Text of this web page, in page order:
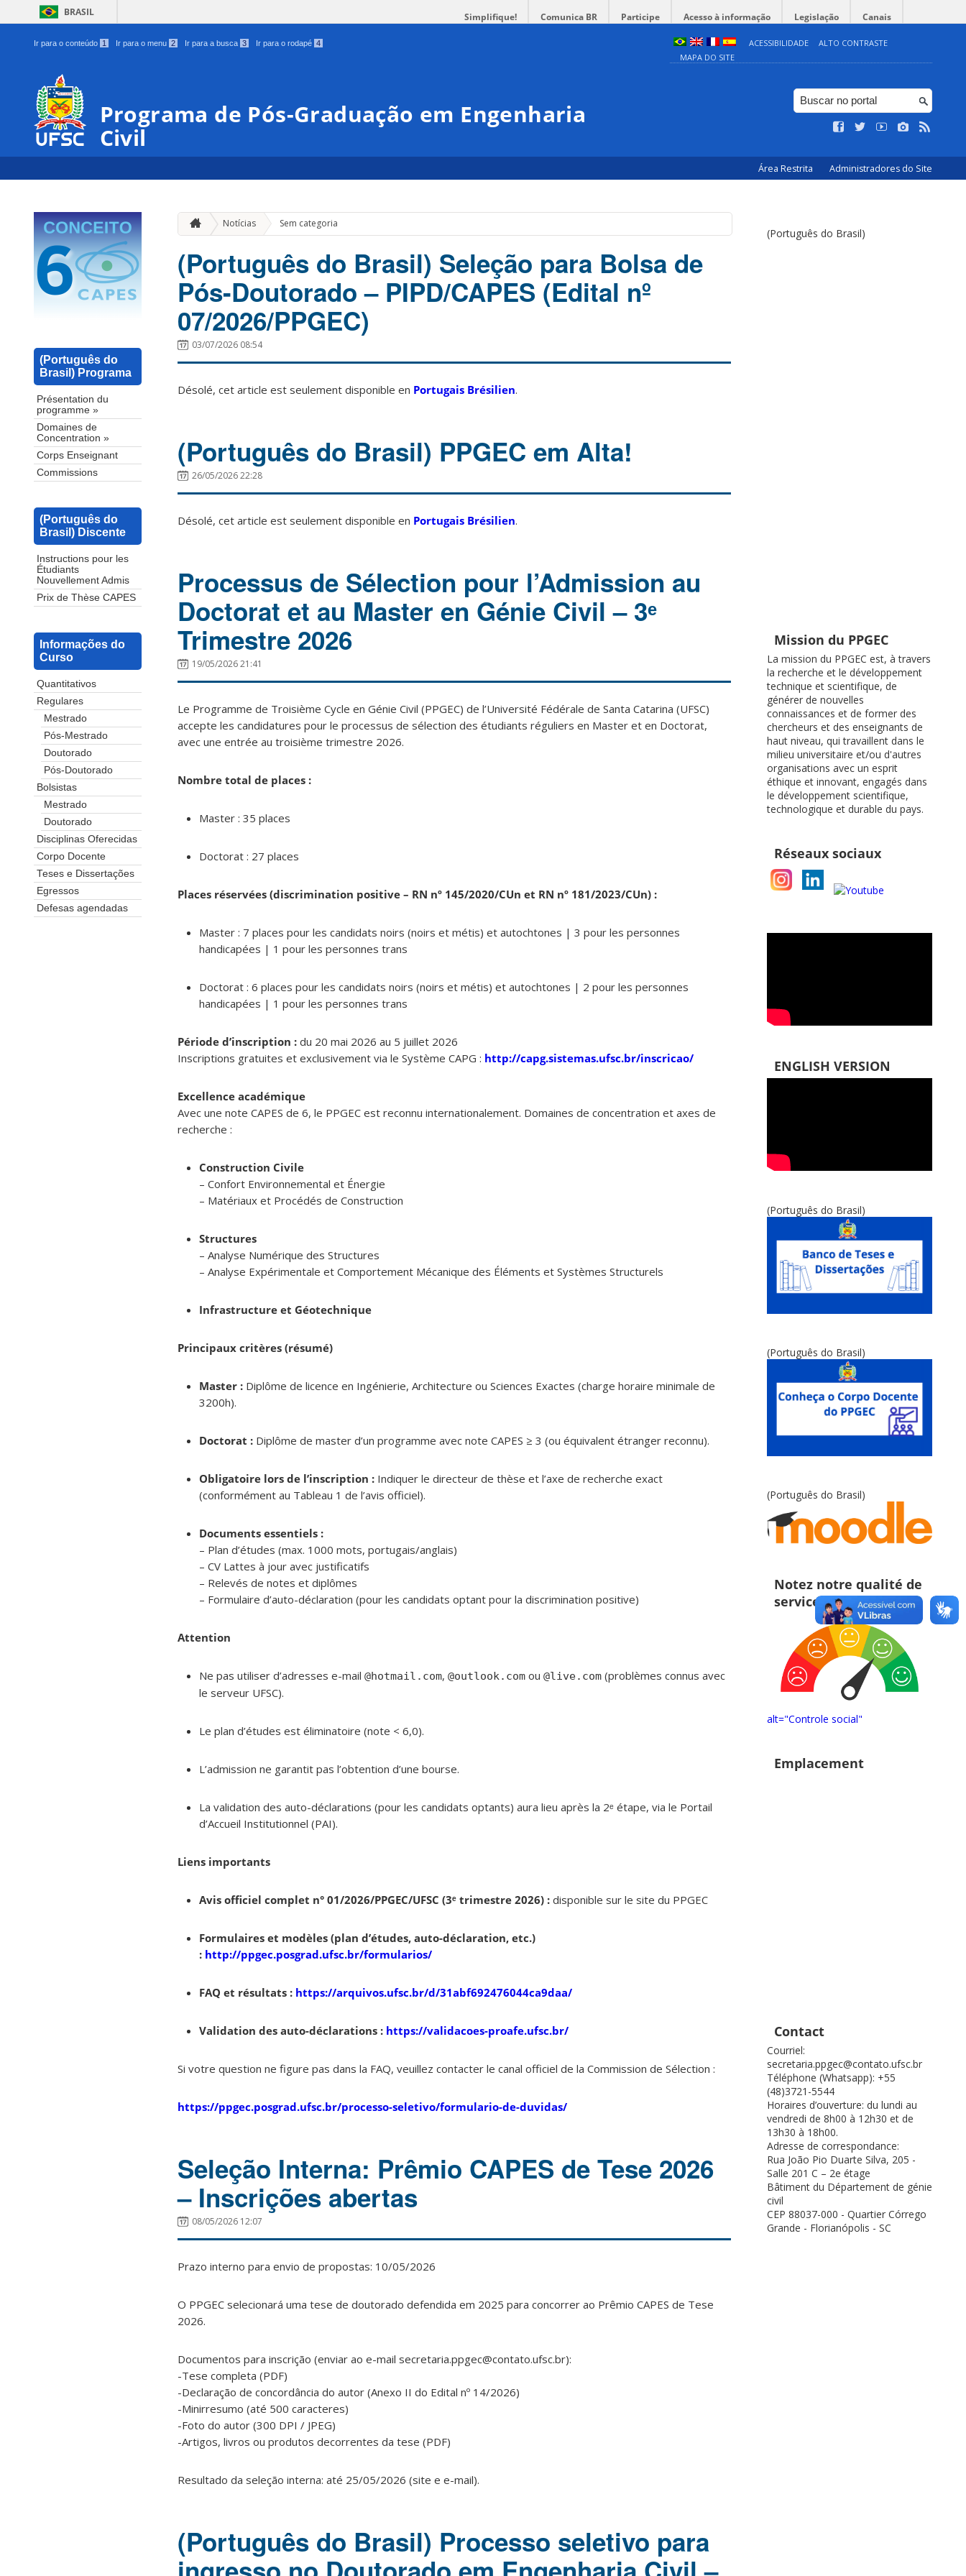
BRASIL Simplifique! Comunica BR Participe Acesso à informação Legislação Canais
Ir para o conteúdo 1 Ir para o menu 2 Ir para a busca 3 Ir para o rodapé 4 ACESSIBILIDADE
ALTO CONTRASTE
MAPA DO SITE
Programa de Pós-Graduação em Engenharia
Civil
Área Restrita Administradores do Site
(Português do
Brasil) Programa
Présentation du
programme »
Domaines de
Concentration »
Corps Enseignant
Commissions
(Português do
Brasil) Discente
Instructions pour les
Étudiants
Nouvellement Admis
Prix de Thèse CAPES
Informações do
Curso
Quantitativos
Regulares
Mestrado
Pós-Mestrado
Doutorado
Pós-Doutorado
Bolsistas
Mestrado
Doutorado
Disciplinas Oferecidas
Corpo Docente
Teses e Dissertações
Egressos
Defesas agendadas
Notícias Sem categoria
(Português do Brasil) Seleção para Bolsa de
Pós-Doutorado – PIPD/CAPES (Edital nº
07/2026/PPGEC)
03/07/2026 08:54
Désolé, cet article est seulement disponible en Portugais Brésilien.
(Português do Brasil) PPGEC em Alta!
26/05/2026 22:28
Désolé, cet article est seulement disponible en Portugais Brésilien.
Processus de Sélection pour l’Admission au
Doctorat et au Master en Génie Civil – 3ᵉ
Trimestre 2026
19/05/2026 21:41
Le Programme de Troisième Cycle en Génie Civil (PPGEC) de l’Université Fédérale de Santa Catarina (UFSC)
accepte les candidatures pour le processus de sélection des étudiants réguliers en Master et en Doctorat,
avec une entrée au troisième trimestre 2026.
Nombre total de places :
Master : 35 places
Doctorat : 27 places
Places réservées (discrimination positive – RN nº 145/2020/CUn et RN nº 181/2023/CUn) :
Master : 7 places pour les candidats noirs (noirs et métis) et autochtones | 3 pour les personnes
handicapées | 1 pour les personnes trans
Doctorat : 6 places pour les candidats noirs (noirs et métis) et autochtones | 2 pour les personnes
handicapées | 1 pour les personnes trans
Période d’inscription : du 20 mai 2026 au 5 juillet 2026
Inscriptions gratuites et exclusivement via le Système CAPG : http://capg.sistemas.ufsc.br/inscricao/
Excellence académique
Avec une note CAPES de 6, le PPGEC est reconnu internationalement. Domaines de concentration et axes de
recherche :
Construction Civile
– Confort Environnemental et Énergie
– Matériaux et Procédés de Construction
Structures
– Analyse Numérique des Structures
– Analyse Expérimentale et Comportement Mécanique des Éléments et Systèmes Structurels
Infrastructure et Géotechnique
Principaux critères (résumé)
Master : Diplôme de licence en Ingénierie, Architecture ou Sciences Exactes (charge horaire minimale de
3200h).
Doctorat : Diplôme de master d’un programme avec note CAPES ≥ 3 (ou équivalent étranger reconnu).
Obligatoire lors de l’inscription : Indiquer le directeur de thèse et l’axe de recherche exact
(conformément au Tableau 1 de l’avis officiel).
Documents essentiels :
– Plan d’études (max. 1000 mots, portugais/anglais)
– CV Lattes à jour avec justificatifs
– Relevés de notes et diplômes
– Formulaire d’auto-déclaration (pour les candidats optant pour la discrimination positive)
Attention
Ne pas utiliser d’adresses e-mail @hotmail.com, @outlook.com ou @live.com (problèmes connus avec
le serveur UFSC).
Le plan d’études est éliminatoire (note < 6,0).
L’admission ne garantit pas l’obtention d’une bourse.
La validation des auto-déclarations (pour les candidats optants) aura lieu après la 2ᵉ étape, via le Portail
d’Accueil Institutionnel (PAI).
Liens importants
Avis officiel complet n° 01/2026/PPGEC/UFSC (3ᵉ trimestre 2026) : disponible sur le site du PPGEC
Formulaires et modèles (plan d’études, auto-déclaration, etc.)
: http://ppgec.posgrad.ufsc.br/formularios/
FAQ et résultats : https://arquivos.ufsc.br/d/31abf692476044ca9daa/
Validation des auto-déclarations : https://validacoes-proafe.ufsc.br/
Si votre question ne figure pas dans la FAQ, veuillez contacter le canal officiel de la Commission de Sélection :
https://ppgec.posgrad.ufsc.br/processo-seletivo/formulario-de-duvidas/
Seleção Interna: Prêmio CAPES de Tese 2026
– Inscrições abertas
08/05/2026 12:07
Prazo interno para envio de propostas: 10/05/2026
O PPGEC selecionará uma tese de doutorado defendida em 2025 para concorrer ao Prêmio CAPES de Tese
2026.
Documentos para inscrição (enviar ao e-mail secretaria.ppgec@contato.ufsc.br):
-Tese completa (PDF)
-Declaração de concordância do autor (Anexo II do Edital nº 14/2026)
-Minirresumo (até 500 caracteres)
-Foto do autor (300 DPI / JPEG)
-Artigos, livros ou produtos decorrentes da tese (PDF)
Resultado da seleção interna: até 25/05/2026 (site e e-mail).
(Português do Brasil) Processo seletivo para
(Português do Brasil)
Mission du PPGEC
La mission du PPGEC est, à travers
la recherche et le développement
technique et scientifique, de
générer de nouvelles
connaissances et de former des
chercheurs et des enseignants de
haut niveau, qui travaillent dans le
milieu universitaire et/ou d'autres
organisations avec un esprit
éthique et innovant, engagés dans
le développement scientifique,
technologique et durable du pays.
Réseaux sociaux
ENGLISH VERSION
(Português do Brasil)
(Português do Brasil)
(Português do Brasil)
Notez notre qualité de
service
alt="Controle social"
Emplacement
Contact
Courriel:
secretaria.ppgec@contato.ufsc.br
Téléphone (Whatsapp): +55
(48)3721-5544
Horaires d’ouverture: du lundi au
vendredi de 8h00 à 12h30 et de
13h30 à 18h00.
Adresse de correspondance:
Rua João Pio Duarte Silva, 205 -
Salle 201 C – 2e étage
Bâtiment du Département de génie
civil
CEP 88037-000 - Quartier Córrego
Grande - Florianópolis - SC